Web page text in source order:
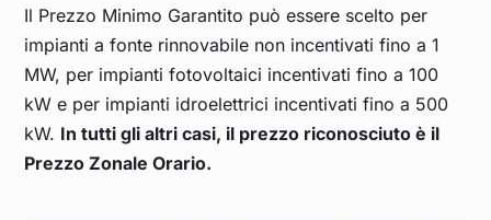
Il Prezzo Minimo Garantito può essere scelto per
impianti a fonte rinnovabile non incentivati fino a 1
MW, per impianti fotovoltaici incentivati fino a 100
kW e per impianti idroelettrici incentivati fino a 500
kW. In tutti gli altri casi, il prezzo riconosciuto è il
Prezzo Zonale Orario.